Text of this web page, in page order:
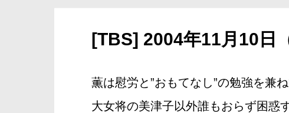
[TBS] 2004年11月10日
薫は慰労と”おもてなし”の勉強を兼
大女将の美津子以外誰もおらず困惑